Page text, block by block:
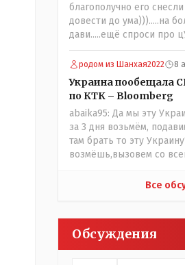
благополучно его
довести до ума))).....на
дави.....ещё спроси про
родом из Шанхая2022 8
Украина пообещала
по КТК – Bloomberg
abaika95: Да мы эту
за 3 дня возьмём,
там брать то эту
возмёшь,вызовем со
вопрос к ружью Все
Обсуждения